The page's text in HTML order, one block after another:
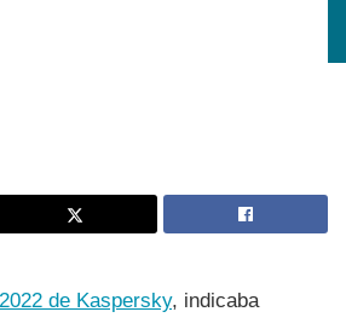
de Kaspersky, indicaba